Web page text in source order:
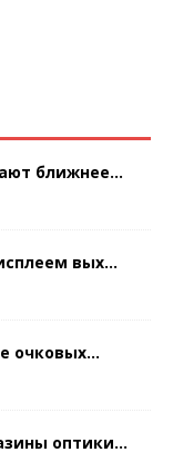
ближнее...
вых...
очковых...
оптики...